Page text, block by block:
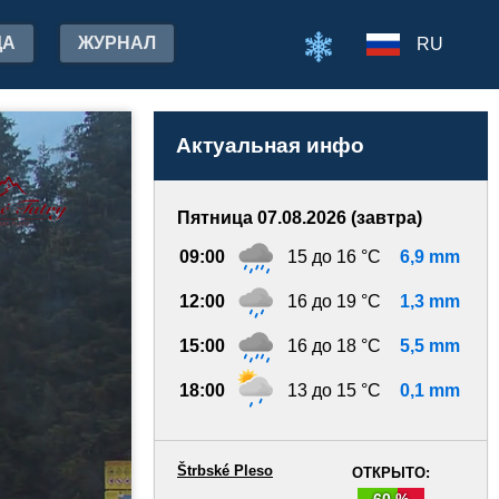
ЖУРНАЛ RU
Актуальная инфо
Пятница 07.08.2026 (завтра)
09:00 15 до 16 °C 6,9 mm
12:00 16 до 19 °C 1,3 mm
15:00 16 до 18 °C 5,5 mm
18:00 13 до 15 °C 0,1 mm
ОТКРЫТО:
Štrbské Pleso